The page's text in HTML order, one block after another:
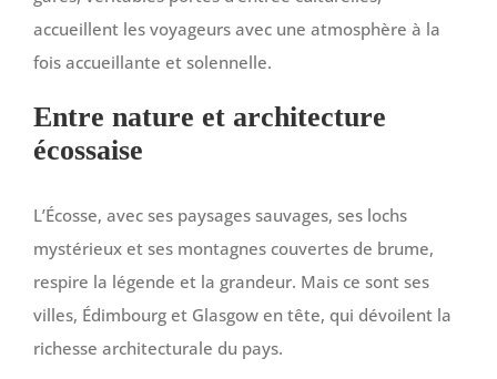
accueillent les voyageurs avec une atmosphère à la
fois accueillante et solennelle.
Entre nature et architecture
écossaise
L’Écosse, avec ses paysages sauvages, ses lochs
mystérieux et ses montagnes couvertes de brume,
respire la légende et la grandeur. Mais ce sont ses
villes, Édimbourg et Glasgow en tête, qui dévoilent la
richesse architecturale du pays.